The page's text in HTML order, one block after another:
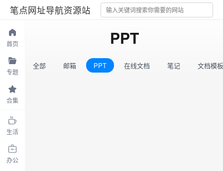
笔点网址导航资源站
首页
专题
合集
生活
办公
PPT
全部 邮箱 PPT 在线文档 笔记 文档模板